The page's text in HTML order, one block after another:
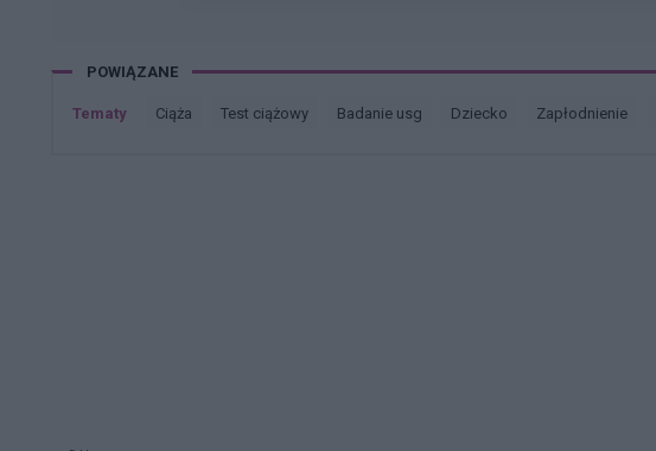
POWIĄZANE
Tematy ciąża test ciążowy badanie usg dziecko zapłodnienie